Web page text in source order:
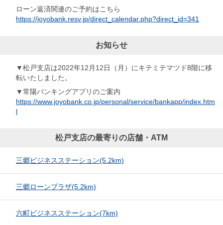
ローン返済関連のご予約はこちら
https://joyobank.resv.jp/direct_calendar.php?direct_id=341
お知らせ
▼松戸支店は2022年12月12日（月）にキテミテマツド8階に移
転いたしました。
▼常陽バンキングアプリのご案内
https://www.joyobank.co.jp/personal/service/bankapp/index.htm
l
松戸支店の最寄りの店舗・ATM
三郷ビジネスステーション(5.2km)
三郷ローンプラザ(5.2km)
六町ビジネスステーション(7km)